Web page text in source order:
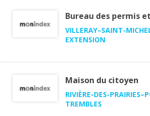
Bureau des permis
VILLERAY–SAINT-
EXTENSION
Maison du citoyen
RIVIÈRE-DES-
TREMBLES